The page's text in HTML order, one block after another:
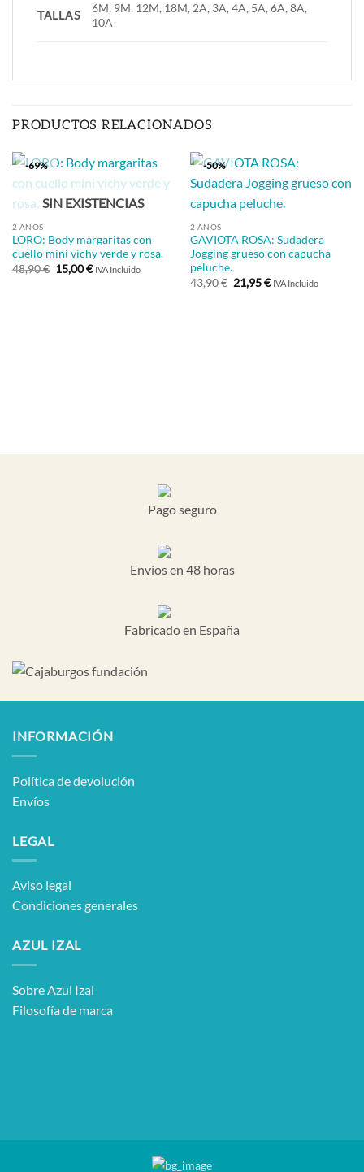
TALLAS
6M, 9M, 12M, 18M, 2A, 3A, 4A, 5A, 6A, 8A,
10A
PRODUCTOS RELACIONADOS
-69%
SIN EXISTENCIAS
2 AÑOS
LORO: Body margaritas con
cuello mini vichy verde y rosa.
48,90€ El
precio
15,00€ElIVA Incluido
-50%
2 AÑOS
GAVIOTA ROSA: Sudadera
Jogging grueso con capucha
peluche.
43,90€ El
precio
21,95€ElIVA Incluido
Pago seguro
Envíos en 48 horas
Fabricado en España
INFORMACIÓN
Política de devolución
Envíos
LEGAL
Aviso legal
Condiciones generales
AZUL IZAL
Sobre Azul Izal
Filosofía de marca